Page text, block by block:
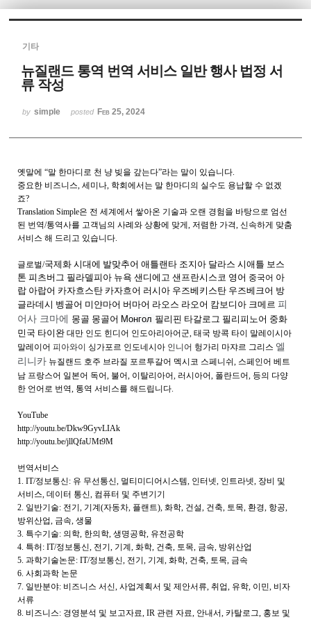
기타
뉴질랜드 통역 번역 서비스 일반 행사 법정 서
류 작성
by simple posted Feb 25, 2024
옛말에 “말 한마디로 천 냥 빚을 갚는다”라는 말이 있습니다.
중요한 비즈니스,세미나, 학회에서는 말 한마디의 실수도 용납할 수 없겠
죠?
Translation Simple은 전 세계에서 쌓아온 기술과 오랜 경험을 바탕으로 엄선
된 번역/통역사를 고객님의 사례와 상황에 맞게, 저렴한 가격,신속하게 맞춤
서비스 해 드리고 있습니다.
글로벌/국제화 시대에 발맞추어 애틀랜타 조지아 달라스 시애틀 보스
톤 피츠버그 필라델피아 뉴욕 샌디에고 샌프란시스코 영어 중국어 아
랍 아랍어 카자흐스탄 카자흐어 러시아 우즈베키스탄 우즈베크어 방
글라데시 벵골어 미얀마어 버마어 라오스 라오어 캄보디아 크메르피
어사 크마에 몽골 몽골어 Монгол 필리핀 타갈로그 필리피노어 중화
민국 타이완 대만 인도 힌디어 인도아리아어군, 태국 방콕 타이 말레이시아
말레이어피아와이 싱가포르 인도네시아 인니어 헝가리 마쟈르 그리스 엘
리니카 뉴질랜드 호주 브라질 포르투갈어 멕시코 스페니쉬, 스페인어 베트
남 프랑스어 일본어 독어, 불어, 이탈리아어, 러시아어, 폴란드어, 등의 다양
한 언어로 번역, 통역 서비스를 해드립니다.
YouTube
http://youtu.be/Dkw9GyvLIAk
http://youtu.be/jllQfaUMt9M
번역서비스
1. IT/정보통신: 유 무선통신, 멀티미디어시스템, 인터넷, 인트라넷, 장비 및
서비스,데이터 통신, 컴퓨터 및 주변기기
2. 일반기술: 전기, 기계(자동차, 플랜트),화학, 건설, 건축, 토목,환경, 항공,
방위산업, 금속,생물
3. 특수기술: 의학, 한의학,생명공학, 유전공학
4. 특허: IT/정보통신, 전기, 기계,화학, 건축, 토목, 금속, 방위산업
5.과학기술논문: IT/정보통신, 전기, 기계,화학, 건축, 토목, 금속
6.사회과학 논문
7. 일반분야: 비즈니스 서신,사업계획서 및 제안서류,취업, 유학, 이민, 비자
서류
8. 비즈니스: 경영분석 및 보고자료, IR 관련 자료, 안내서,카탈로그, 홍보 및
Sketchbook5, 스케치북5
Sketchbook5, 스케치북5